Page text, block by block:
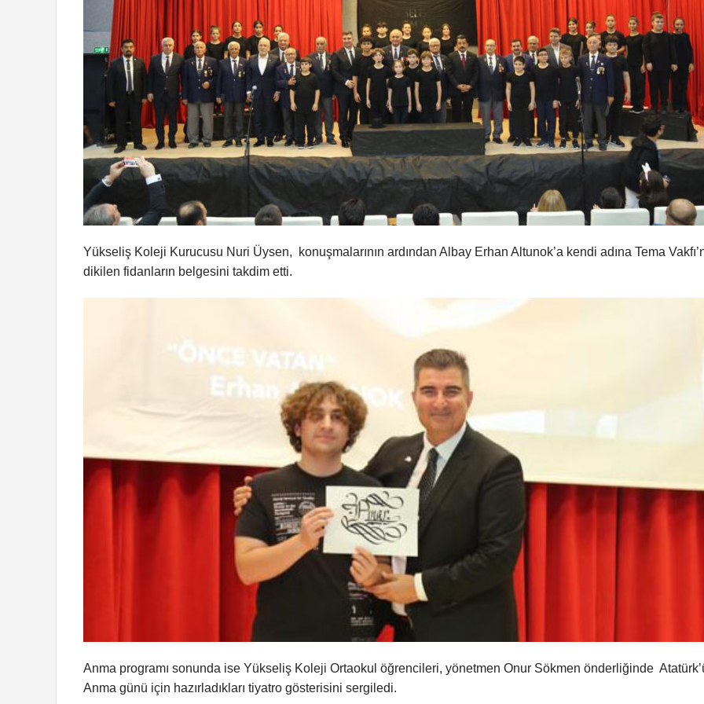
Yükseliş Koleji Kurucusu Nuri Üysen, konuşmalarının ardından Albay Erhan Altunok’a kendi adına Tema
dikilen fidanların belgesini takdim etti.
Anma programı sonunda ise Yükseliş Koleji Ortaokul öğrencileri, yönetmen Onur Sökmen önderliğinde
Anma günü için hazırladıkları tiyatro gösterisini sergiledi.